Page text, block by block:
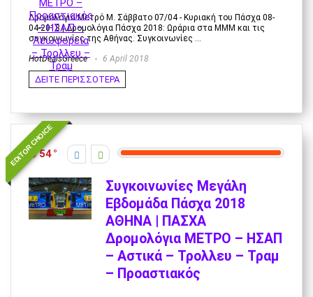
Δρομολόγια Μετρό Μ. Σάββατο 07/04 - Κυριακή του Πάσχα 08-
04-2018 | Δρομολόγια Πάσχα 2018: Ωράρια στα ΜΜΜ και τις
συγκοινωνίες της Αθήνας. Συγκοινωνίες ...
HotDealsGreece 6 April 2018
ΔΕΙΤΕ ΠΕΡΙΣΣΟΤΕΡΑ
EDITOR CHOICE
54
Συγκοινωνίες Μεγάλη
Εβδομάδα Πάσχα 2018
ΑΘΗΝΑ | ΠΑΣΧΑ
Δρομολόγια ΜΕΤΡΟ – ΗΣΑΠ
– Αστικά – Τρολλευ – Τραμ
– Προαστιακός